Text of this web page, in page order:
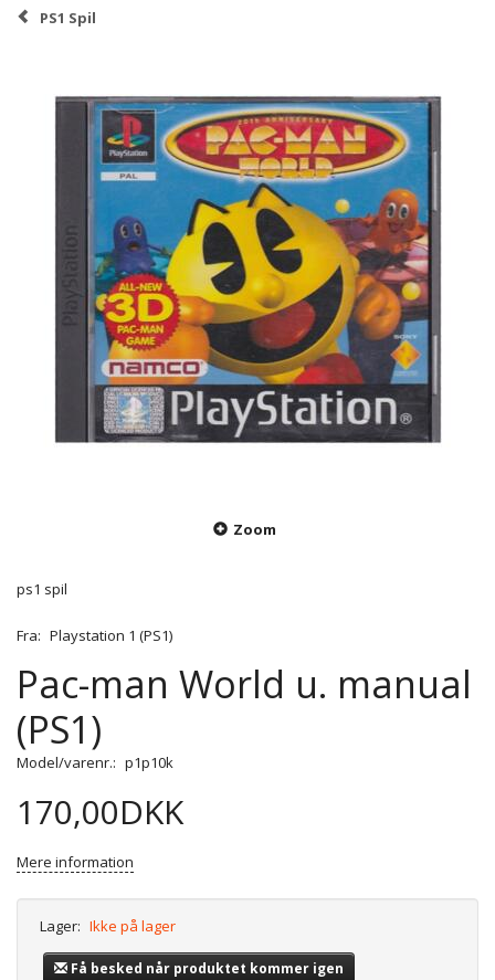
PS1 Spil
Zoom
ps1 spil
Fra: Playstation 1 (PS1)
Pac-man World u. manual
(PS1)
Model/varenr.: p1p10k
170,00DKK
Mere information
Lager: Ikke på lager
Få besked når produktet kommer igen